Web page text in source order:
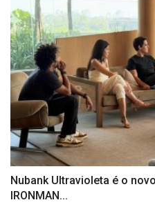
Nubank Ultravioleta é o
IRONMAN...